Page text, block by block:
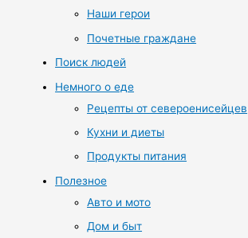
Наши герои
Почетные граждане
Поиск людей
Немного о еде
Рецепты от североенисейцев
Кухни и диеты
Продукты питания
Полезное
Авто и мото
Дом и быт